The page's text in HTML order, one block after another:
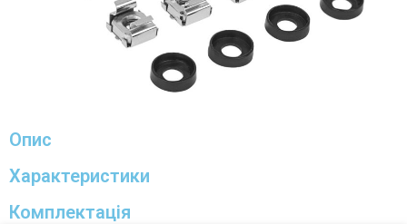
Опис
Характеристики
Комплектація